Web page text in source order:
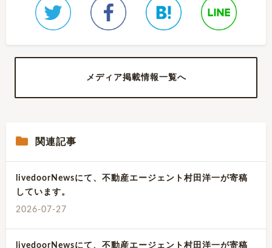
メディア掲載情報一覧へ
関連記事
livedoorNewsにて、不動産エージェント村田洋一が寄稿
しています。
2026-07-27
livedoorNewsにて、不動産エージェント村田洋一が寄稿